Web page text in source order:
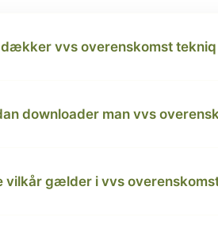
vvs overenskomst
downloader man vvs
vilkår gælder i vvs